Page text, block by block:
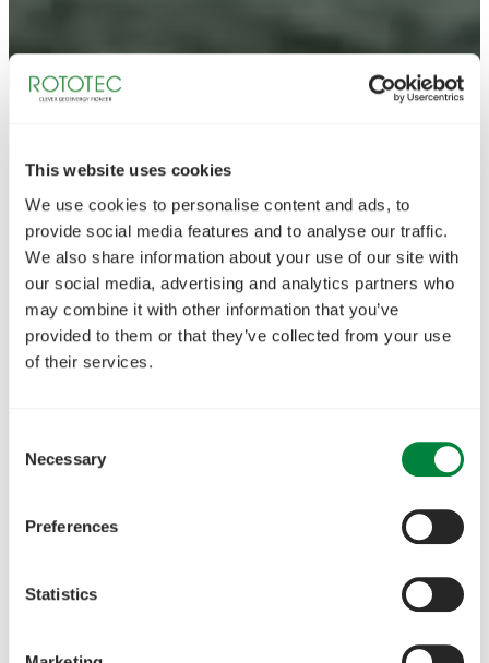
This website uses cookies
We use cookies to personalise content and ads, to
provide social media features and to analyse our traffic.
We also share information about your use of our site with
our social media, advertising and analytics partners who
may combine it with other information that you’ve
provided to them or that they’ve collected from your use
of their services.
Selection
Necessary
Preferences
Statistics